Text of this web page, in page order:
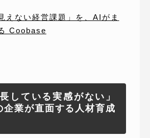
えない経営課題」を、AIがま
Coobase
している実感がない」
業が直面する人材育成